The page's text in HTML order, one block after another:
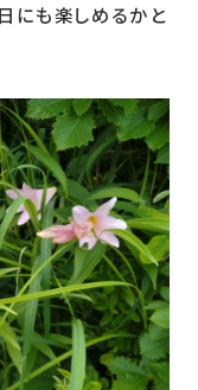
にも楽しめるかと